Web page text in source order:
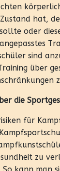
hat,
oder
sind
über
die
für
zu